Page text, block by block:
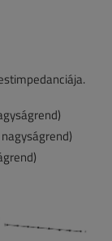
nagyságrend)